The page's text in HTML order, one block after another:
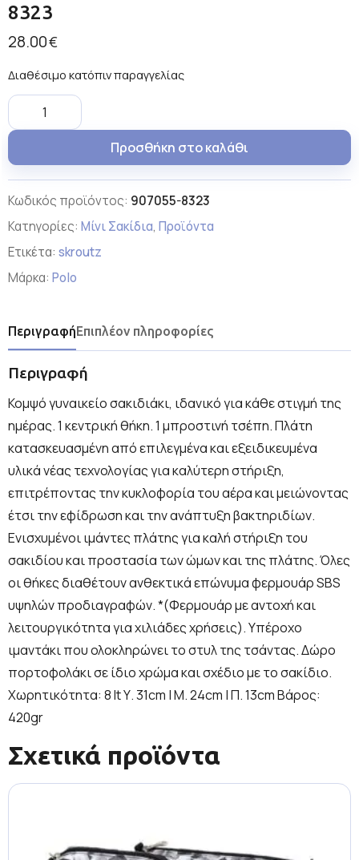
8323
28.00€
Διαθέσιμο κατόπιν παραγγελίας
Προσθήκη στο καλάθι
Κωδικός προϊόντος: 907055-8323
Κατηγορίες: Μίνι Σακίδια, Προϊόντα
Ετικέτα: skroutz
Μάρκα: Polo
ΠεριγραφήΕπιπλέον πληροφορίες
Περιγραφή
Κομψό γυναικείο σακιδιάκι, ιδανικό για κάθε στιγμή της
ημέρας. 1 κεντρική θήκη. 1 μπροστινή τσέπη. Πλάτη
κατασκευασμένη από επιλεγμένα και εξειδικευμένα
υλικά νέας τεχνολογίας για καλύτερη στήριξη,
επιτρέποντας την κυκλοφορία του αέρα και μειώνοντας
έτσι την εφίδρωση και την ανάπτυξη βακτηριδίων.
Ενισχυμένοι ιμάντες πλάτης για καλή στήριξη του
σακιδίου και προστασία των ώμων και της πλάτης. Όλες
οι θήκες διαθέτουν ανθεκτικά επώνυμα φερμουάρ SBS
υψηλών προδιαγραφών. *(Φερμουάρ με αντοχή και
λειτουργικότητα για χιλιάδες χρήσεις). Υπέροχο
ιμαντάκι που ολοκληρώνει το στυλ της τσάντας. Δώρο
πορτοφολάκι σε ίδιο χρώμα και σχέδιο με το σακίδιο.
Χωρητικότητα: 8 lt Υ. 31cm | Μ. 24cm | Π. 13cm Βάρος:
420gr
Σχετικά προϊόντα